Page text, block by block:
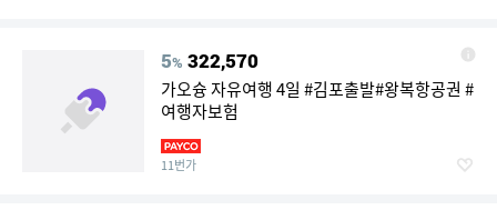
5% 322,570
가오슝 자유여행 4일 #김포출발#왕복항공권 #
여행자보험
11번가